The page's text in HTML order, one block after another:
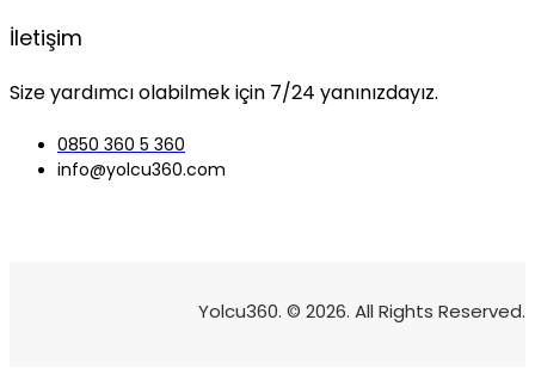
İletişim
Size yardımcı olabilmek için 7/24 yanınızdayız.
0850 360 5 360
info@yolcu360.com
Yolcu360. © 2026. All Rights Reserved.